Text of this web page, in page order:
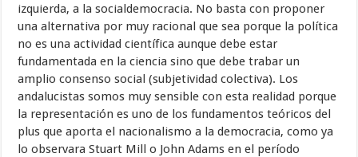
izquierda, a la socialdemocracia. No basta con proponer
una alternativa por muy racional que sea porque la política
no es una actividad científica aunque debe estar
fundamentada en la ciencia sino que debe trabar un
amplio consenso social (subjetividad colectiva). Los
andalucistas somos muy sensible con esta realidad porque
la representación es uno de los fundamentos teóricos del
plus que aporta el nacionalismo a la democracia, como ya
lo observara Stuart Mill o John Adams en el período